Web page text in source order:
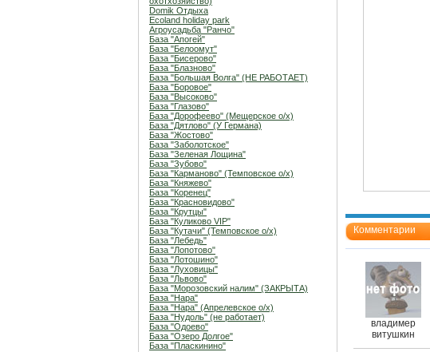
Domik Отдыха
Ecoland holiday park
Агроусадьба "Ранчо"
База "Апогей"
База "Белоомут"
База "Бисерово"
База "Блазново"
База "Большая Волга" (НЕ РАБОТАЕТ)
База "Боровое"
База "Высоково"
База "Глазово"
База "Дорофеево" (Мещерское о/х)
База "Дятлово" (У Германа)
База "Жостово"
База "Заболотское"
База "Зеленая Лощина"
База "Зубово"
База "Карманово" (Темповское о/х)
База "Княжево"
База "Коренец"
База "Красновидово"
База "Крутцы"
База "Куликово VIP"
База "Кутачи" (Темповское о/х)
База "Лебедь"
База "Лопотово"
База "Лотошино"
База "Луховицы"
База "Львово"
База "Морозовский налим" (ЗАКРЫТА)
База "Нара"
База "Нара" (Апрелевское о/х)
База "Нудоль" (не работает)
База "Одоево"
База "Озеро Долгое"
База "Пласкинино"
Комментарии
владимер
витушкин